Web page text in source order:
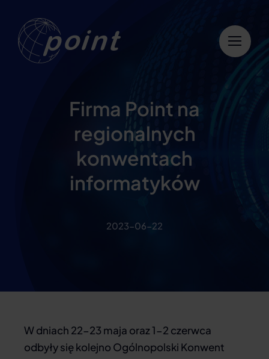
zawartości
Firma Point na
regionalnych
konwentach
informatyków
2023-06-22
W dniach 22-23 maja oraz 1-2 czerwca
odbyły się kolejno Ogólnopolski Konwent